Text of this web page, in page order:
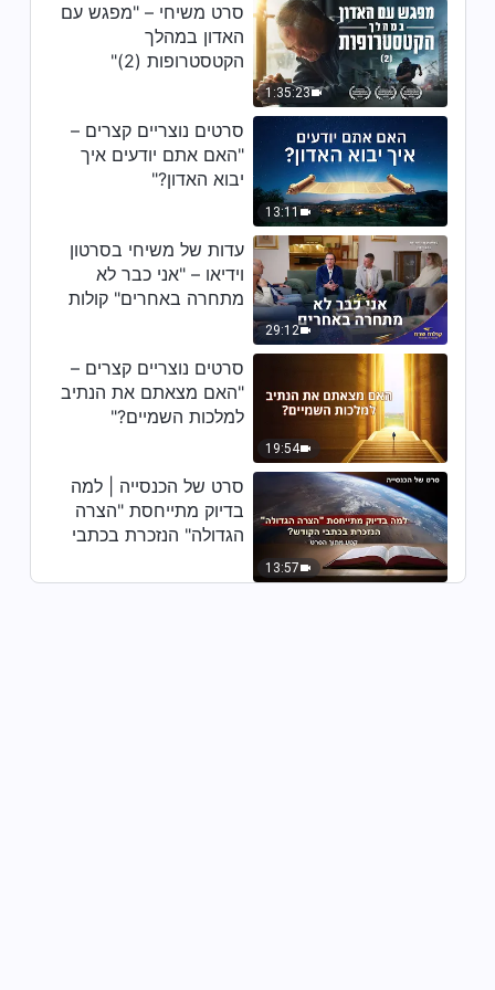
5:21
דבר אלוהים היומי: להכיר את
אלוהים – מובאה 157
15:43
דבר אלוהים היומי: להכיר את
אלוהים – מובאה 158
7:55
דבר אלוהים היומי: להכיר את
אלוהים – מובאה 159
8:14
דבר אלוהים היומי: להכיר את
אלוהים – מובאה 160
5:47
דבר אלוהים היומי: להכיר את
אלוהים – מובאה 161
1:35:23
סרט משיחי – "מפגש עם
האדון במהלך
הקטסטרופות (2)"
13:11
סרטים נוצריים קצרים –
"האם אתם יודעים איך
יבוא האדון?"
29:12
עדות של משיחי בסרטון
וידיאו – "אני כבר לא
מתחרה באחרים" קולות
19:54
סרטים נוצריים קצרים –
"האם מצאתם את הנתיב
למלכות השמיים?"
13:57
סרט של הכנסייה | למה
בדיוק מתייחסת "הצרה
הגדולה" הנזכרת בכתבי
מסרט)